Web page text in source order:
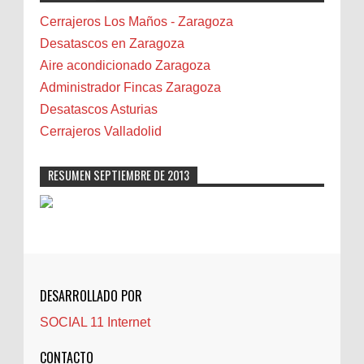
Bilbao
Biota
Camareta
Cáncer
Carmela Sauras
Carnavales
Castellón
Cerrajeros
Cocinas
Comentarios de la afición
Cerrajeros Los Maños - Zaragoza
Desatascos en Zaragoza
Aire acondicionado Zaragoza
Administrador Fincas Zaragoza
Desatascos Asturias
Cerrajeros Valladolid
RESUMEN SEPTIEMBRE DE 2013
DESARROLLADO POR
SOCIAL 11 Internet
CONTACTO